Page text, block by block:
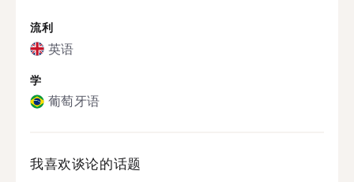
流利
英语
学
葡萄牙语
我喜欢谈论的话题